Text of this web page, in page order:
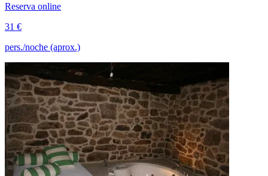
Reserva online
31 €
pers./noche (aprox.)